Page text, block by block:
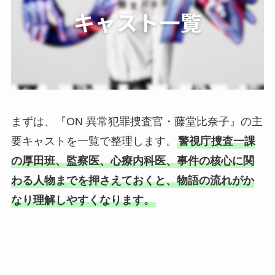
まずは、『ON 異常犯罪捜査官・藤堂比奈子』の主
要キャストを一覧で整理します。 警視庁捜査一課
の厚田班、監察医、心療内科医、事件の核心に関
わる人物までを押さえておくと、物語の流れがか
なり理解しやすくなります。